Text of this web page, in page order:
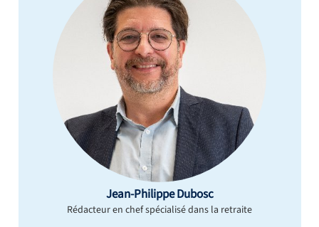
Jean-Philippe Dubosc
Rédacteur en chef spécialisé dans la retraite